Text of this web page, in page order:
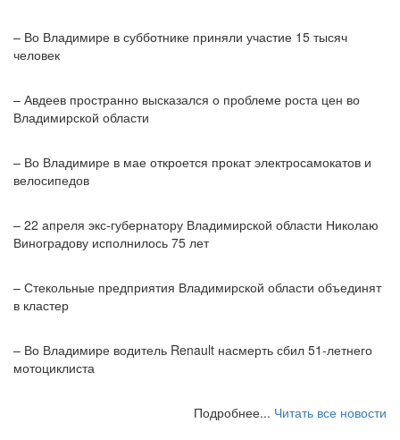
– Во Владимире в субботнике приняли участие 15 тысяч
человек
– Авдеев пространно высказался о проблеме роста цен во
Владимирской области
– Во Владимире в мае откроется прокат электросамокатов и
велосипедов
– 22 апреля экс-губернатору Владимирской области Николаю
Виноградову исполнилось 75 лет
– Стекольные предприятия Владимирской области объединят
в кластер
– Во Владимире водитель Renault насмерть сбил 51-летнего
мотоциклиста
Подробнее... Читать все новости